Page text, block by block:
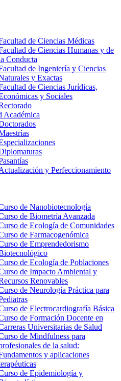
de Ciencias Médicas
de Ciencias Humanas y de
Conducta
de Ingeniería y Ciencias
y Exactas
de Ciencias Jurídicas,
y Sociales
Académica
y Perfeccionamiento
de Nanobiotecnología
de Biometría Avanzada
de Ecología de Comunidades
de Farmacogenómica
de Emprendedorismo
de Ecología de Poblaciones
de Impacto Ambiental y
Renovables
de Neurología Práctica para
de Electrocardiografía Básica
de Formación Docente en
Universitarias de Salud
de Mindfulness para
de la salud:
y aplicaciones
de Epidemiología y